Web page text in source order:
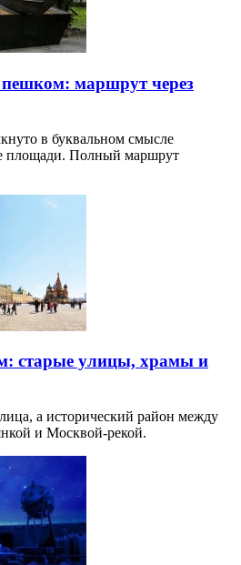
маршрут через
в буквальном смысле
площади. Полный маршрут
старые улицы, храмы и
а исторический район между
и Москвой-рекой.